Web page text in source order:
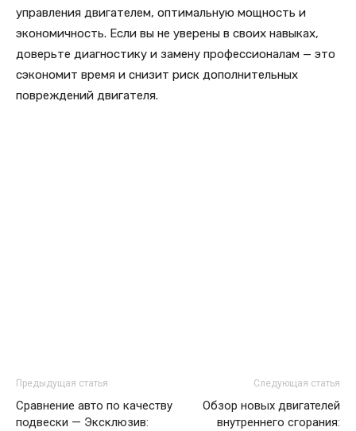
управления двигателем, оптимальную мощность и
экономичность. Если вы не уверены в своих навыках,
доверьте диагностику и замену профессионалам — это
сэкономит время и снизит риск дополнительных
повреждений двигателя.
Предыдущая статья
Сравнение авто по качеству
подвески — Эксклюзив:
Следующая статья
Обзор новых двигателей
внутреннего сгорания: